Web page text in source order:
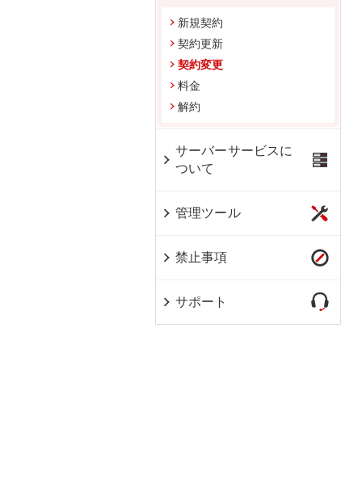
新規契約
契約更新
契約変更
料金
解約
サーバーサービスに
ついて
管理ツール
禁止事項
サポート